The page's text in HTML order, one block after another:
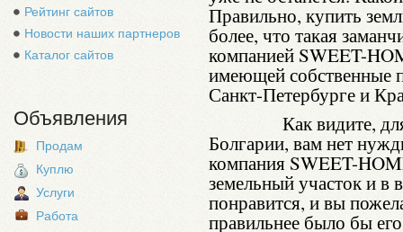
Рейтинг сайтов
Новости наших партнеров
Каталог сайтов
Объявления
Продам
Куплю
Услуги
Работа
Правильно, купить
более, что такая
компанией SWEET-
имеющей собственные
Санкт-Петербурге и
Как видите, для
Болгарии, вам нет
компания SWEET-
земельный участок и в
понравится, и вы
правильнее было бы